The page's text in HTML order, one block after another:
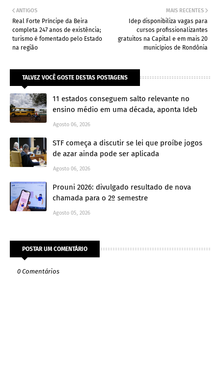
MAIS RECENTES
Idep disponibiliza vagas para
cursos profissionalizantes
gratuitos na Capital e em mais 20
municípios de Rondônia
ANTIGOS
Real Forte Príncipe da Beira
completa 247 anos de existência;
turismo é fomentado pelo Estado
na região
TALVEZ VOCÊ GOSTE DESTAS POSTAGENS
11 estados conseguem salto relevante no
ensino médio em uma década, aponta Ideb
Agosto 06, 2026
STF começa a discutir se lei que proíbe jogos
de azar ainda pode ser aplicada
Agosto 06, 2026
Prouni 2026: divulgado resultado de nova
chamada para o 2º semestre
Agosto 05, 2026
POSTAR UM COMENTÁRIO
0 Comentários